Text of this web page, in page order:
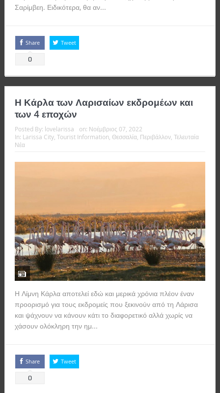
Σαρίμβεη. Ειδικότερα, θα αν...
Share
0
Tweet
Η Κάρλα των Λαρισαίων εκδρομέων και
των 4 εποχών
Posted By: lovelarissa on: Νοέμβριος 07, 2022
In: Larissa City, Tourist Information, Θεσσαλία, Περιβάλλον, Τελευταία
Νέα
Η Λίμνη Κάρλα αποτελεί εδώ και μερικά χρόνια πλέον έναν
προορισμό για τους εκδρομείς που ξεκινούν από τη Λάρισα
και ψάχνουν να κάνουν κάτι το διαφορετικό αλλά χωρίς να
χάσουν ολόκληρη την ημ...
Share
0
Tweet